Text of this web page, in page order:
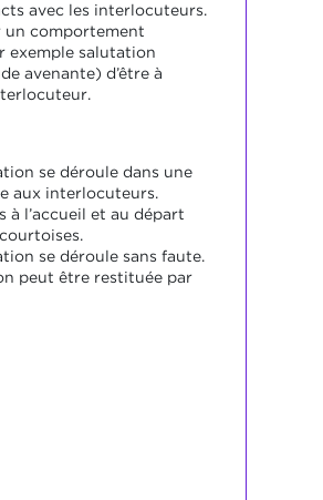
avec les interlocuteurs.
un comportement
exemple salutation
avenante) d’être à
se déroule dans une
aux interlocuteurs.
à l’accueil et au départ
se déroule sans faute.
peut être restituée par